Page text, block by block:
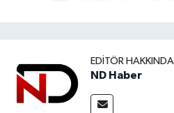
EDITÖR HAKKINDA
ND Haber